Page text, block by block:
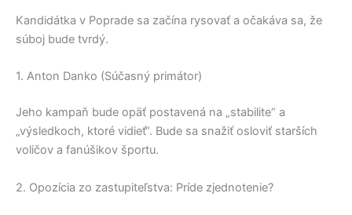
Kandidátka v Poprade sa začína rysovať a očakáva sa, že
súboj bude tvrdý.
1. Anton Danko (Súčasný primátor)
Jeho kampaň bude opäť postavená na „stabilite“ a
„výsledkoch, ktoré vidieť“. Bude sa snažiť osloviť starších
voličov a fanúšikov športu.
2. Opozícia zo zastupiteľstva: Príde zjednotenie?